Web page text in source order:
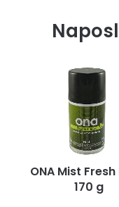
ONA Mist Fresh
170 g